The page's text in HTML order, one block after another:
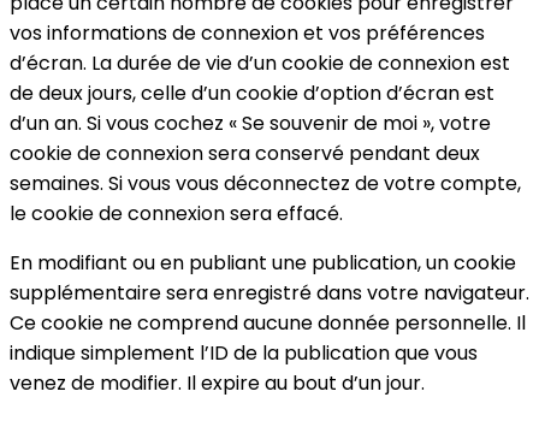
vos informations de connexion et vos préférences
d’écran. La durée de vie d’un cookie de connexion est
de deux jours, celle d’un cookie d’option d’écran est
d’un an. Si vous cochez « Se souvenir de moi », votre
cookie de connexion sera conservé pendant deux
semaines. Si vous vous déconnectez de votre compte,
le cookie de connexion sera effacé.
En modifiant ou en publiant une publication, un cookie
supplémentaire sera enregistré dans votre navigateur.
Ce cookie ne comprend aucune donnée personnelle. Il
indique simplement l’ID de la publication que vous
venez de modifier. Il expire au bout d’un jour.